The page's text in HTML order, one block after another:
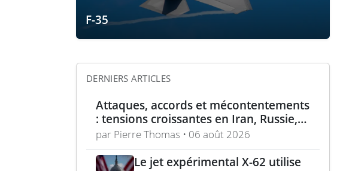
F-35
DERNIERS ARTICLES
Attaques, accords et mécontentements
: tensions croissantes en Iran, Russie,
Chine, Corée du Nord et jihadistes
par Pierre Thomas • 06 août 2026
Le jet expérimental X-62 utilise